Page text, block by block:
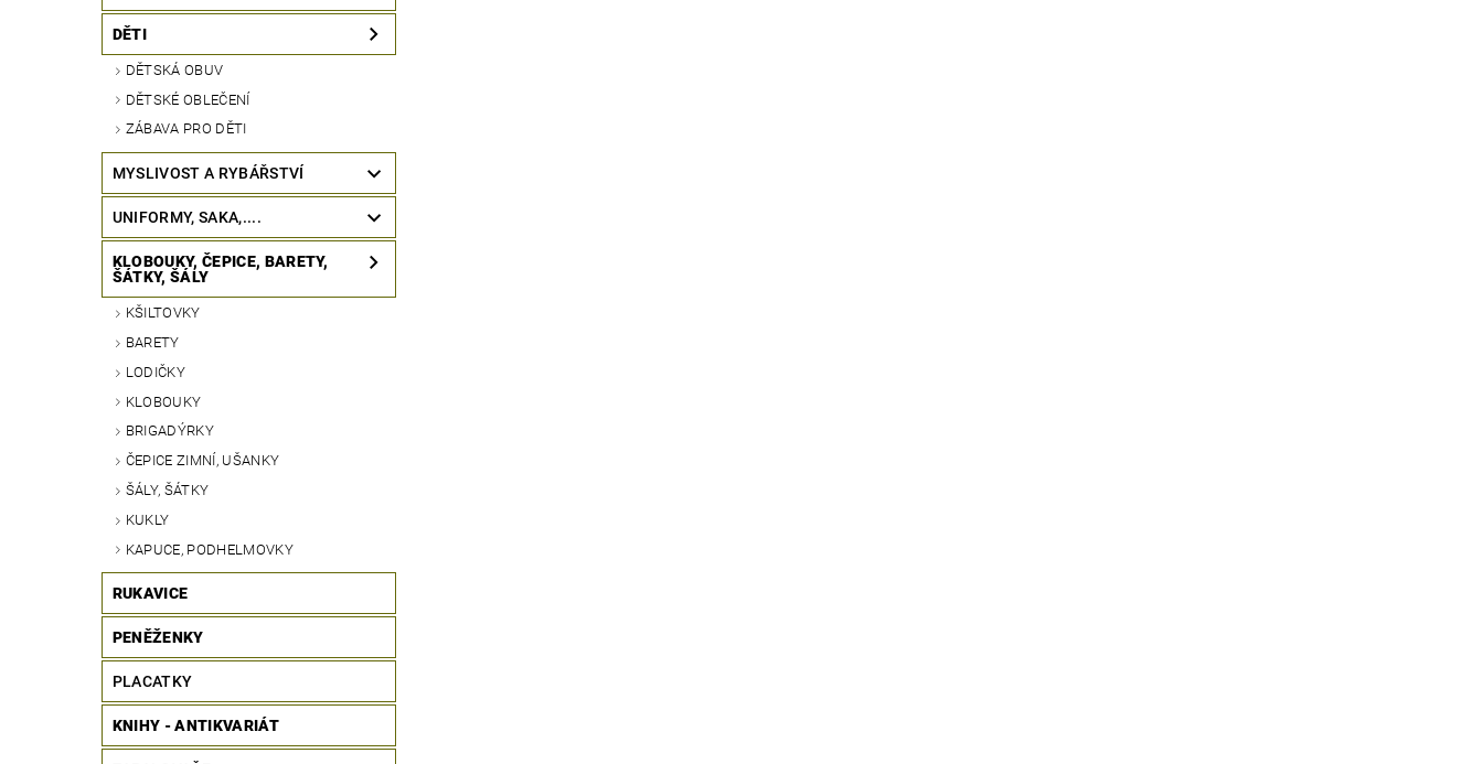
DĚTI
DĚTSKÁ OBUV
DĚTSKÉ OBLEČENÍ
ZÁBAVA PRO DĚTI
MYSLIVOST A RYBÁŘSTVÍ
UNIFORMY, SAKA,....
KLOBOUKY, ČEPICE, BARETY,
ŠÁTKY, ŠÁLY
KŠILTOVKY
BARETY
LODIČKY
KLOBOUKY
BRIGADÝRKY
ČEPICE ZIMNÍ, UŠANKY
ŠÁLY, ŠÁTKY
KUKLY
KAPUCE, PODHELMOVKY
RUKAVICE
PENĚŽENKY
PLACATKY
KNIHY - ANTIKVARIÁT